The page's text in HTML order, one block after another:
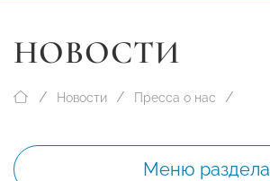
НОВОСТИ
Новости Пресса о нас
Меню раздела